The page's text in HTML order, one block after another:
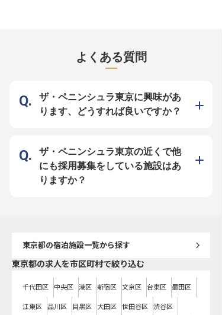
ます。 周辺観光案内や様々なお問
い合わせに対応しながら、お客様の
た来たい」と思っていただけるよう
なおもてなしを一緒に創りましょ
スピタリティのプロへ】 シフト制
につきます！ 福利厚生も充実！会
員制福利厚生サービスや資格取得支
援など、長く安心して働ける環境を
整えています！ また、当社運営の
ホテルやレストランの利用割引もあ
り、プライベートも充実できます。
お客様の心に残る特別な時間を提供
しています。四季折々の旬の食材を
活かした繊細な料理と、きめ細やか
ます。お客様の笑顔のために、心を
込めて最高の体験を創造する喜び
を、私たちと共に分かち合いません
か。あなたのホスピタリティが、お
補としてあなたの成長を全力でサポ
ートします。レストラン業務だけで
なく、スタッフ育成やマネジメント
業務を通じて、リーダーシップを発
ください。 ーー【成長を支え
します
連携し、
よくある質問
ザ・ペニンシュラ東京に興味があ
ります、どうすれば良いですか？
ザ・ペニンシュラ東京の近くで他
にも採用募集をしている施設はあ
りますか？
東京都の宿泊施設一覧から探す
東京都の求人を市区町村で絞り込む
千代田区 中央区 港区 新宿区 文京区 台東区 墨田区
江東区 品川区 目黒区 大田区 世田谷区 渋谷区